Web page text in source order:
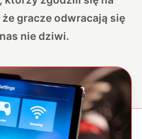
gracze odwracają się
nie dziwi.